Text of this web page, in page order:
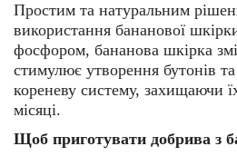
Простим та натуральним
використання бананової
фосфором, бананова шкірка
стимулює утворення бутонів
кореневу систему, захищаючи
місяці.
Щоб приготувати добрива з